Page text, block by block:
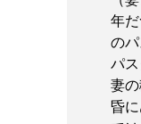
年
の
パ
妻
昏